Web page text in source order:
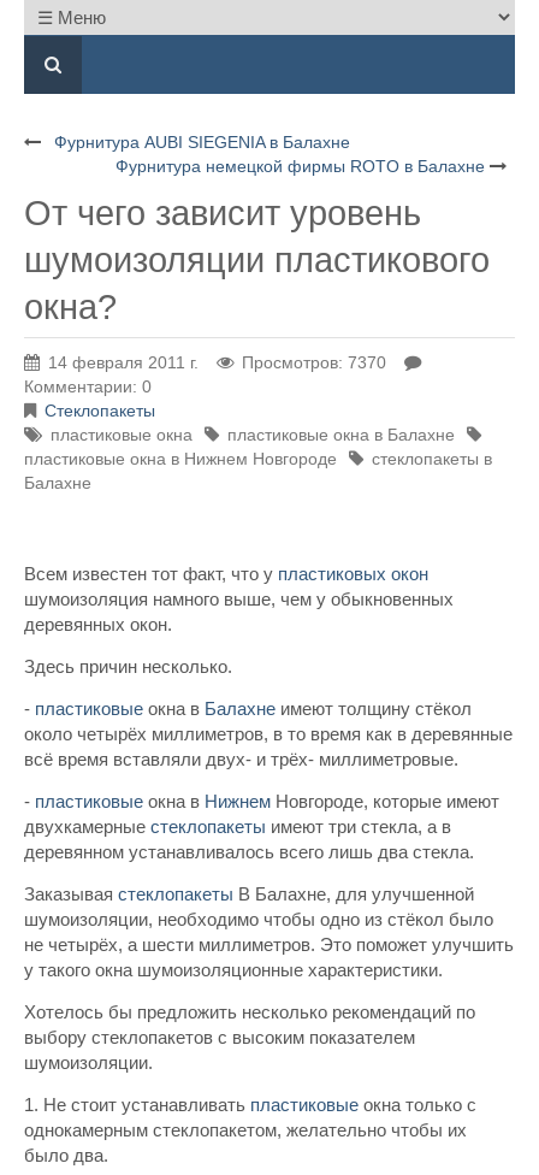
Фурнитура AUBI SIEGENIA в Балахне
Фурнитура немецкой фирмы ROTO в Балахне
От чего зависит уровень
шумоизоляции пластикового
окна?
14 февраля 2011 г.
Просмотров: 7370
Комментарии: 0
Стеклопакеты
пластиковые окна
пластиковые окна в Балахне
пластиковые окна в Нижнем Новгороде
стеклопакеты в
Балахне
Всем известен тот факт, что у пластиковых окон
шумоизоляция намного выше, чем у обыкновенных
деревянных окон.
Здесь причин несколько.
- пластиковые окна в Балахне имеют толщину стёкол
около четырёх миллиметров, в то время как в деревянные
всё время вставляли двух- и трёх- миллиметровые.
- пластиковые окна в Нижнем Новгороде, которые имеют
двухкамерные стеклопакеты имеют три стекла, а в
деревянном устанавливалось всего лишь два стекла.
Заказывая стеклопакеты В Балахне, для улучшенной
шумоизоляции, необходимо чтобы одно из стёкол было
не четырёх, а шести миллиметров. Это поможет улучшить
у такого окна шумоизоляционные характеристики.
Хотелось бы предложить несколько рекомендаций по
выбору стеклопакетов с высоким показателем
шумоизоляции.
1. Не стоит устанавливать пластиковые окна только с
однокамерным стеклопакетом, желательно чтобы их
было два.